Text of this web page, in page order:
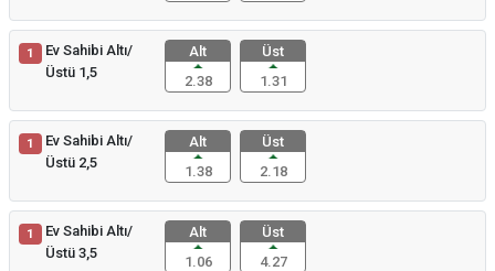
1
Ev Sahibi Altı/
Üstü 1,5
Alt
2.38
Üst
1.31
1
Ev Sahibi Altı/
Üstü 2,5
Alt
1.38
Üst
2.18
1
Ev Sahibi Altı/
Üstü 3,5
Alt
1.06
Üst
4.27